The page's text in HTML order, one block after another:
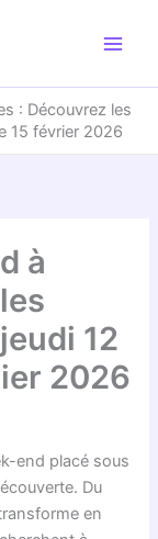
: Découvrez les
15 février 2026
à
12
2026
end placé sous
Du
en